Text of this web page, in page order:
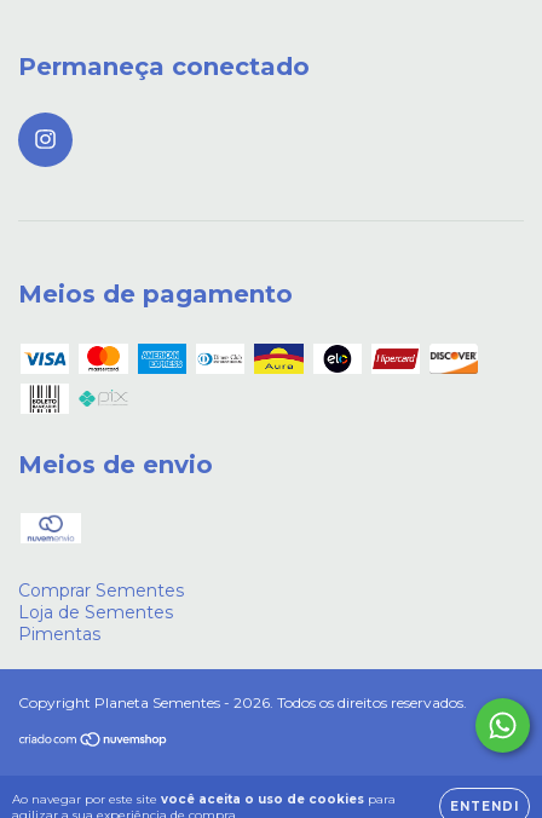
Ao navegar por este site você aceita o uso de cookies para
agilizar a sua experiência de compra.
ENTENDI
Permaneça conectado
Meios de pagamento
Meios de envio
Comprar Sementes
Loja de Sementes
Pimentas
Copyright Planeta Sementes - 2026. Todos os direitos reservados.